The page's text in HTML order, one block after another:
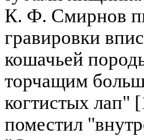
К. Ф. Смирнов
гравировки
кошачьей
торчащим
когтистых лап"
поместил